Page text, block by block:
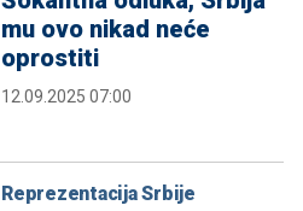
mu ovo nikad neće
oprostiti
12.09.2025 07:00
Reprezentacija Srbije